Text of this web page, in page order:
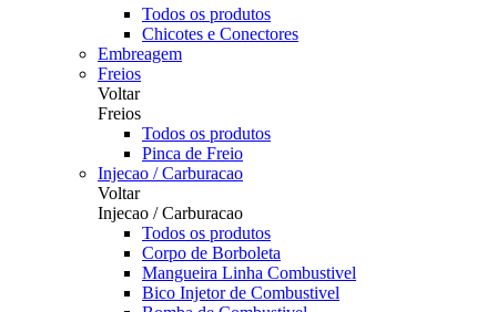
Todos os produtos
Chicotes e Conectores
Embreagem
Freios
Voltar
Freios
Todos os produtos
Pinca de Freio
Injecao / Carburacao
Voltar
Injecao / Carburacao
Todos os produtos
Corpo de Borboleta
Mangueira Linha Combustivel
Bico Injetor de Combustivel